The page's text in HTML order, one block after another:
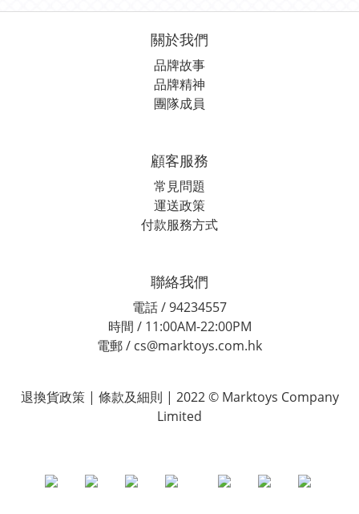
關於我們
品牌故事
品牌精神
團隊成員
顧客服務
常見問題
運送政策
付款服務方式
聯絡我們
電話 / 94234557
時間 / 11:00AM-22:00PM
電郵 / cs@marktoys.com.hk
退換貨政策 | 條款及細則 | 2022 © Marktoys Company
Limited